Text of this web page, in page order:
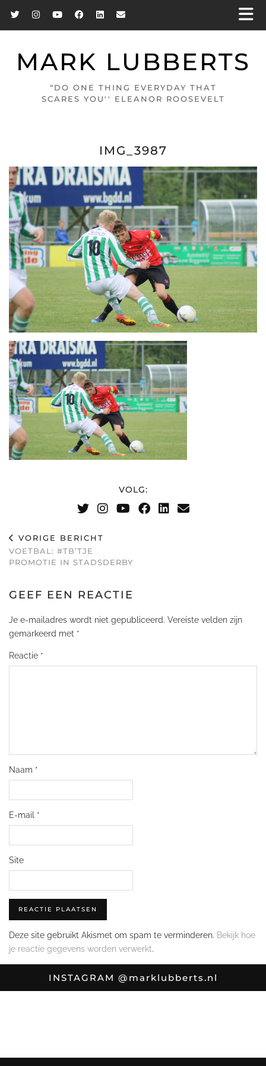
MARK LUBBERTS
“DO ONE THING EVERYDAY THAT
SCARES YOU'' ELEANOR ROOSEVELT
IMG_3987
VOLG:
VORIGE BERICHT
VOETBAL: #TB’TJE
PROMOTIE IN STADSDERBY
GEEF EEN REACTIE
Je e-mailadres wordt niet gepubliceerd. Vereiste velden zijn
gemarkeerd met *
Reactie *
Naam *
E-mail *
Site
Deze site gebruikt Akismet om spam te verminderen. Bekijk hoe
je reactie gegevens worden verwerkt.
INSTAGRAM @marklubberts.nl